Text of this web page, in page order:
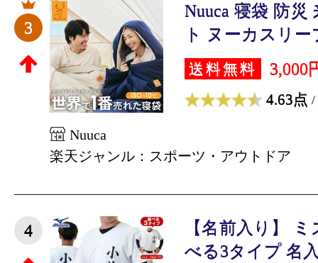
3
Nuuca 寝袋 防災
ト ヌーカスリー
送料無料 3,000
4.63点 /
Nuuca
楽天ジャンル：スポーツ・アウトドア
4
【名前入り】
べる3タイプ 名